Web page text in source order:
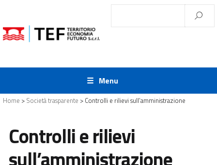
Menu
Home > Società trasparente > Controlli e rilievi sull’amministrazione
Controlli e rilievi